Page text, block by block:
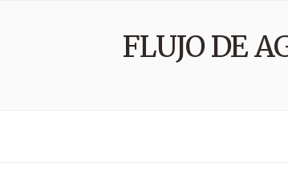
FLUJO DE